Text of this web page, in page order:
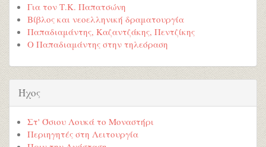
Για τον Τ.Κ. Παπατσώνη
Βίβλος και νεοελληνική δραματουργία
Παπαδιαμάντης, Καζαντζάκης, Πεντζίκης
Ο Παπαδιαμάντης στην τηλεόραση
Ήχος
Στ' Όσιου Λουκά το Μοναστήρι
Περιηγητές στη Λειτουργία